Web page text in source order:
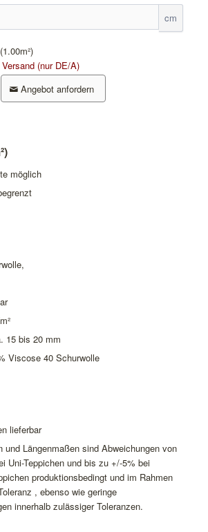
cm
(1.00m²)
(nur DE/A)
Angebot anfordern
möglich
15 bis 20 mm
Viscose 40 Schurwolle
lieferbar
und Längenmaßen sind Abweichungen von
Uni-Teppichen und bis zu +/-5% bei
produktionsbedingt und im Rahmen
, ebenso wie geringe
innerhalb zulässiger Toleranzen.